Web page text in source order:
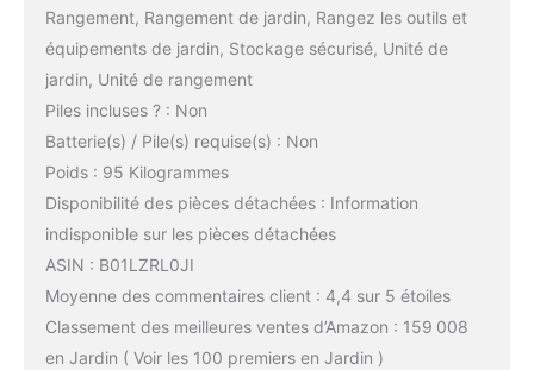
Rangement, Rangement de jardin, Rangez les outils et
équipements de jardin, Stockage sécurisé, Unité de
jardin, Unité de rangement
Piles incluses ? : Non
Batterie(s) / Pile(s) requise(s) : Non
Poids : 95 Kilogrammes
Disponibilité des pièces détachées : Information
indisponible sur les pièces détachées
ASIN : B01LZRL0JI
Moyenne des commentaires client : 4,4 sur 5 étoiles
Classement des meilleures ventes d’Amazon : 159 008
en Jardin ( Voir les 100 premiers en Jardin )